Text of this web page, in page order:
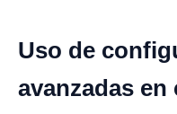
Uso de
avanzadas